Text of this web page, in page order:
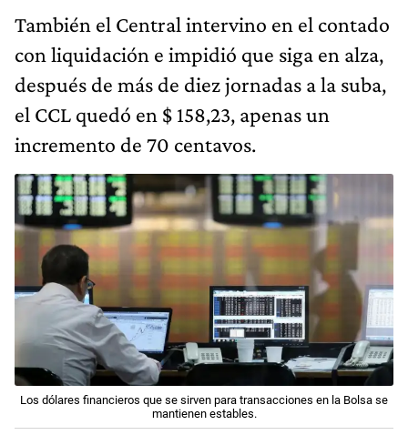
También el Central intervino en el contado
con liquidación e impidió que siga en alza,
después de más de diez jornadas a la suba,
el CCL quedó en $ 158,23, apenas un
incremento de 70 centavos.
Los dólares financieros que se sirven para transacciones en la Bolsa se
mantienen estables.